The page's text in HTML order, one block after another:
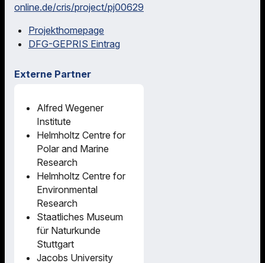
online.de/cris/project/pj00629
Projekthomepage
DFG-GEPRIS Eintrag
Externe Partner
Alfred Wegener
Institute
Helmholtz Centre for
Polar and Marine
Research
Helmholtz Centre for
Environmental
Research
Staatliches Museum
für Naturkunde
Stuttgart
Jacobs University